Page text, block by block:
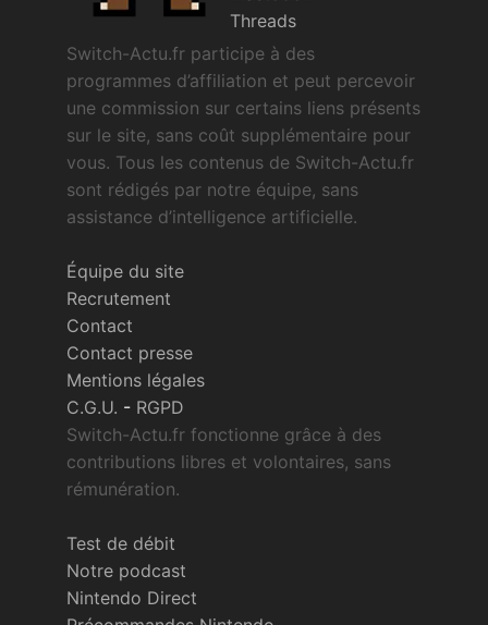
Threads
Switch-Actu.fr participe à des
programmes d’affiliation et peut percevoir
une commission sur certains liens présents
sur le site, sans coût supplémentaire pour
vous. Tous les contenus de Switch-Actu.fr
sont rédigés par notre équipe, sans
assistance d’intelligence artificielle.
Équipe du site
Recrutement
Contact
Contact presse
Mentions légales
C.G.U. - RGPD
Switch-Actu.fr fonctionne grâce à des
contributions libres et volontaires, sans
rémunération.
Test de débit
Notre podcast
Nintendo Direct